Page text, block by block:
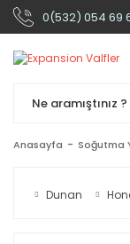
0(532) 054 69
Anasayfa Soğutma
Dunan